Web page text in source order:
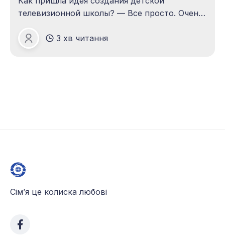
телевизионной школы? — Все просто. Очень
детей: музыкальная школа, хореография,
художественная и языковая школа. Я думаю,
Лариса Лебедь
3 хв читання
Сім’я це колиска любові